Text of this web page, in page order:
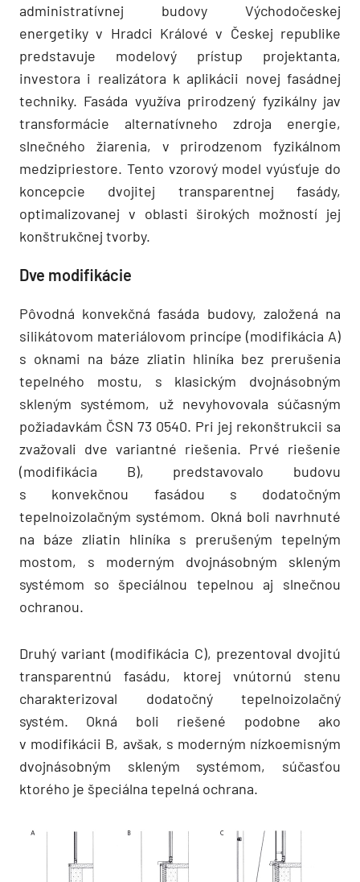
administratívnej budovy Východočeskej
energetiky v Hradci Králové v Českej republike
predstavuje modelový prístup projektanta,
investora i realizátora k aplikácii novej fasádnej
techniky. Fasáda využíva prirodzený fyzikálny jav
transformácie alternatívneho zdroja energie,
slnečného žiarenia, v prirodzenom fyzikálnom
medzipriestore. Tento vzorový model vyúsťuje do
koncepcie dvojitej transparentnej fasády,
optimalizovanej v oblasti širokých možností jej
konštrukčnej tvorby.
Dve modifikácie
Pôvodná konvekčná fasáda budovy, založená na
silikátovom materiálovom princípe (modifikácia A)
s oknami na báze zliatin hliníka bez prerušenia
tepelného mostu, s klasickým dvojnásobným
skleným systémom, už nevyhovovala súčasným
požiadavkám ČSN 73 0540. Pri jej rekonštrukcii sa
zvažovali dve variantné riešenia. Prvé riešenie
(modifikácia B), predstavovalo budovu
s konvekčnou fasádou s dodatočným
tepelnoizolačným systémom. Okná boli navrhnuté
na báze zliatin hliníka s prerušeným tepelným
mostom, s moderným dvojnásobným skleným
systémom so špeciálnou tepelnou aj slnečnou
ochranou.
Druhý variant (modifikácia C), prezentoval dvojitú
transparentnú fasádu, ktorej vnútornú stenu
charakterizoval dodatočný tepelnoizolačný
systém. Okná boli riešené podobne ako
v modifikácii B, avšak, s moderným nízkoemisným
dvojnásobným skleným systémom, súčasťou
ktorého je špeciálna tepelná ochrana.